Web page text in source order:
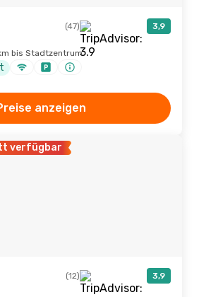
(47) 3,9
bis Stadtzentrum
anzeigen
verfügbar
(12) 3,9